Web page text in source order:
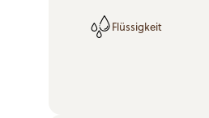
Flüssigkeit